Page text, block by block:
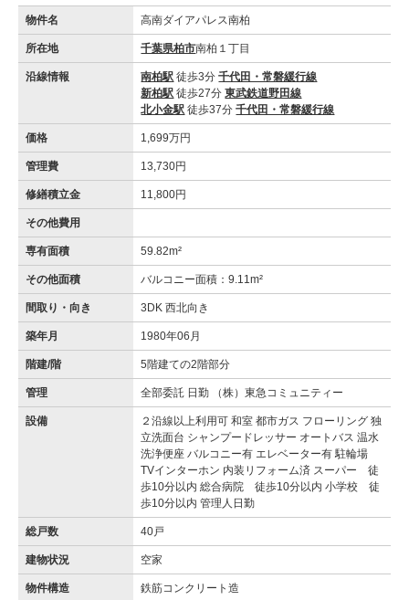
物件名 高南ダイアパレス南柏
所在地 千葉県柏市南柏１丁目
沿線情報 南柏駅 徒歩3分千代田・常磐緩行線
新柏駅 徒歩27分東武鉄道野田線
北小金駅 徒歩37分千代田・常磐緩行線
価格 1,699万円
管理費 13,730円
修繕積立金 11,800円
その他費用
専有面積 59.82m²
その他面積 バルコニー面積：9.11m²
間取り・向き 3DK 西北向き
築年月 1980年06月
階建/階 5階建ての2階部分
管理 全部委託 日勤 （株）東急コミュニティー
設備
２沿線以上利用可 和室 都市ガス フローリング 独
立洗面台 シャンプードレッサー オートバス 温水
洗浄便座 バルコニー有 エレベーター有 駐輪場
TVインターホン 内装リフォーム済 スーパー 徒
歩10分以内 総合病院 徒歩10分以内 小学校 徒
歩10分以内 管理人日勤
総戸数 40戸
建物状況 空家
物件構造 鉄筋コンクリート造